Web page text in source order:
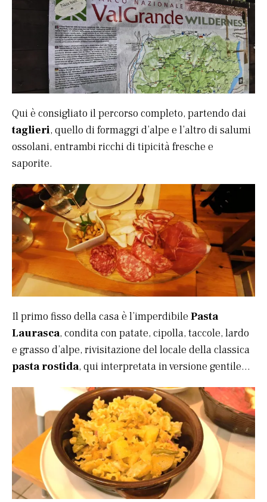
Qui è consigliato il percorso completo, partendo dai
taglieri, quello di formaggi d’alpe e l’altro di salumi
ossolani, entrambi ricchi di tipicità fresche e
saporite.
Il primo fisso della casa è l’imperdibile Pasta
Laurasca, condita con patate, cipolla, taccole, lardo
e grasso d’alpe, rivisitazione del locale della classica
pasta rostida, qui interpretata in versione gentile…